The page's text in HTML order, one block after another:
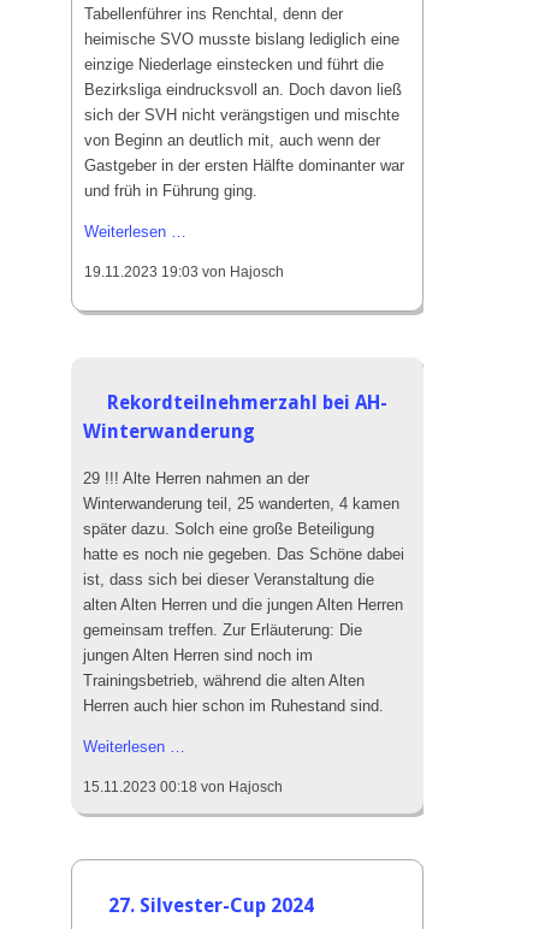
Projekte
Stadionsanierung 2020
Kunstrasen 2010
Events
Erfolge
Tabellenführer ins Renchtal, denn der
heimische SVO musste bislang lediglich eine
einzige Niederlage einstecken und führt die
Bezirksliga eindrucksvoll an. Doch davon ließ
sich der SVH nicht verängstigen und mischte
von Beginn an deutlich mit, auch wenn der
Gastgeber in der ersten Hälfte dominanter war
und früh in Führung ging.
Weiterlesen …
überrascht
Tabellenführer
19.11.2023 19:03 von Hajosch
Rekordteilnehmerzahl bei AH-
Winterwanderung
29 !!! Alte Herren nahmen an der
Winterwanderung teil, 25 wanderten, 4 kamen
später dazu. Solch eine große Beteiligung
hatte es noch nie gegeben. Das Schöne dabei
ist, dass sich bei dieser Veranstaltung die
alten Alten Herren und die jungen Alten Herren
gemeinsam treffen. Zur Erläuterung: Die
jungen Alten Herren sind noch im
Trainingsbetrieb, während die alten Alten
Herren auch hier schon im Ruhestand sind.
Weiterlesen …
AH-
Winterwanderung
15.11.2023 00:18 von Hajosch
27. Silvester-Cup 2024